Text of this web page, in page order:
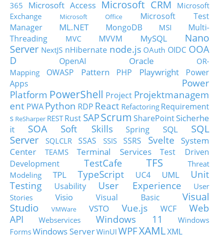
365
Microsoft Access Microsoft CRM
Microsoft
Exchange
Microsoft Office
Microsoft Test
Manager
ML.NET MongoDB MSI
Multi-
Threading
MVC MVVM MySQL
Nano
Server NextJS nHibernate node.js OAuth OIDC OOA
D
OpenAI Oracle
OR-
Mapping
OWASP Pattern PHP Playwright
Power
Apps
Power
Platform PowerShell Project Projektmanagem
ent PWA Python RDP React Refactoring Requirement
s ReSharper RESTRust SAPScrum SharePointSicherhe
it
SOA Soft Skills Spring SQL
SQL
Server
SQLCLR SSAS SSIS SSRS Svelte
System
Center
TEAMS Terminal Services
Test Driven
Development
TestCafe TFS
Threat
Modeling
TPL TypeScript UC4 UML
Unit
Testing
Usability User Experience
User
Stories
Visio Visual Basic
Visual
Studio
VMWare VSTO Vue.js WCF
Web
API
Webservices Windows 11
Windows
FormsWindows ServerWinUI WPFXAMLXML